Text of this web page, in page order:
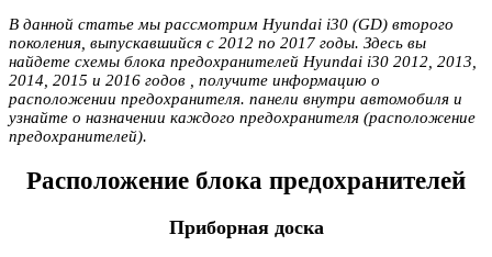
В данной статье мы рассмотрим Hyundai i30 (GD) второго
поколения, выпускавшийся с 2012 по 2017 годы. Здесь вы
найдете схемы блока предохранителей Hyundai i30 2012, 2013,
2014, 2015 и 2016 годов , получите информацию о
расположении предохранителя. панели внутри автомобиля и
узнайте о назначении каждого предохранителя (расположение
предохранителей).
Расположение блока предохранителей
Приборная доска